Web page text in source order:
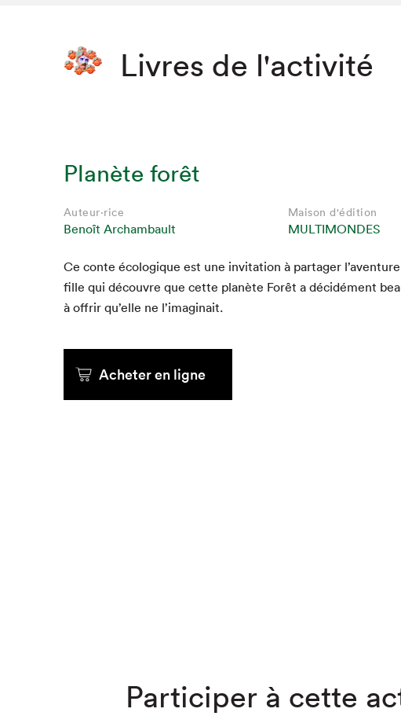
Que
Livres de l'activité
Planète forêt
Auteur·rice
Benoît Archambault
Maison d'édition
MULTIMONDES
Ce con­te écologique est une invi­ta­tion à partager
fille qui décou­vre que cette planète Forêt a décidé­ment
à offrir qu’elle ne l’imaginait.
Acheter en ligne
Participer à cette